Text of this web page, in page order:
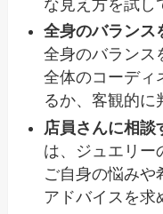
な見え方を試し
全身のバランス
全身のバランス
全体のコーディ
るか、客観的に
店員さんに相談
は、ジュエリー
ご自身の悩みや
アドバイスを求